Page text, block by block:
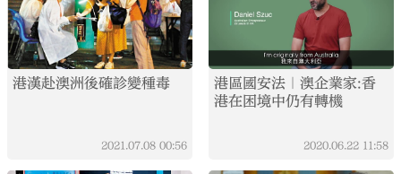
港漢赴澳洲後確診變種毒
2021.07.08 00:56
港區國安法｜澳企業家:香
港在困境中仍有轉機
2020.06.22 11:58